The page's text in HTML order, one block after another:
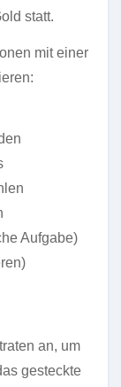
statt.
mit einer
Aufgabe)
an, um
gesteckte